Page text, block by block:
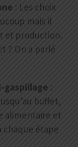
: Les choix
mais il
et production.
? On a parlé
gaspillage :
buffet,
alimentaire et
chaque étape